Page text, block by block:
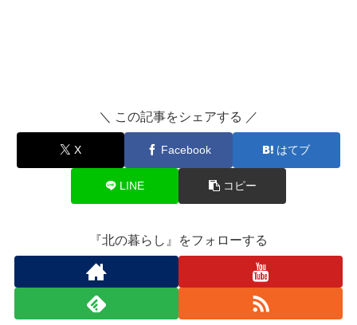
＼ この記事をシェアする ／
X Facebook はてブ
LINE コピー
『北の暮らし』をフォローする